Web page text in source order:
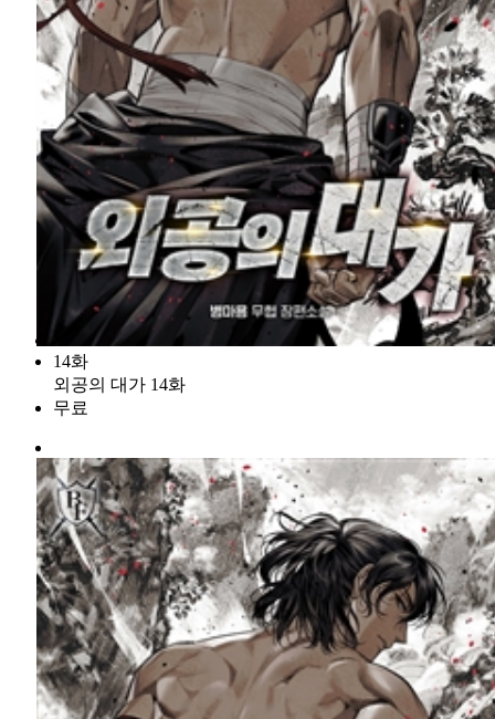
14화
외공의 대가 14화
무료